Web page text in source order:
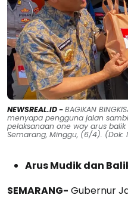
NEWSREAL.ID -BAGIKAN
menyapa pengguna jalan
pelaksanaan one way arus
Semarang, Minggu, (6/4). (Dok:
Arus Mudik dan
SEMARANG- Gubernur